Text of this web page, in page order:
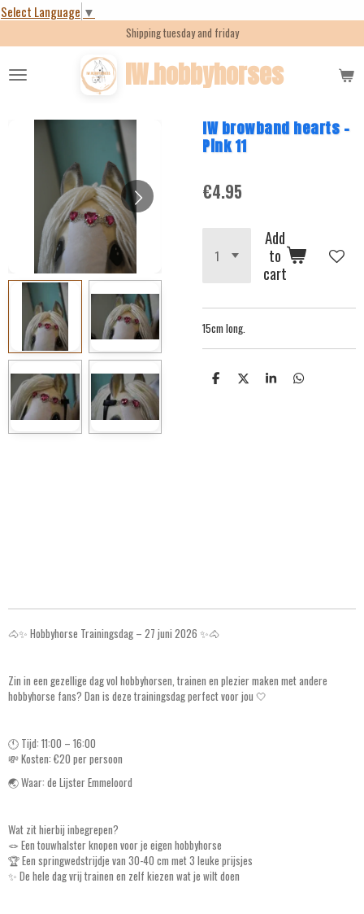
Select Language ▼
Skip
content
IW.hobbyhorses
Shipping tuesday and friday
IW browband hearts -
Pink 11
€4.95
Add
to
cart
15cm long.
S S S S
🐴✨ Hobbyhorse Trainingsdag – 27 juni 2026 ✨🐴
Zin in een gezellige dag vol hobbyhorsen, trainen en plezier maken met andere
hobbyhorse fans? Dan is deze trainingsdag perfect voor jou 🤍
🕚 Tijd: 11:00 – 16:00
💸 Kosten: €20 per persoon
🌏 Waar: de Lijster Emmeloord
Wat zit hierbij inbegrepen?
🪢 Een touwhalster knopen voor je eigen hobbyhorse
🏆 Een springwedstrijdje van 30-40 cm met 3 leuke prijsjes
✨ De hele dag vrij trainen en zelf kiezen wat je wilt doen